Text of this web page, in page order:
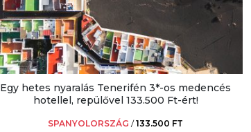
Egy hetes nyaralás Tenerifén 3*-os medencés
hotellel, repülővel 133.500 Ft-ért!
SPANYOLORSZÁG /133.500 FT